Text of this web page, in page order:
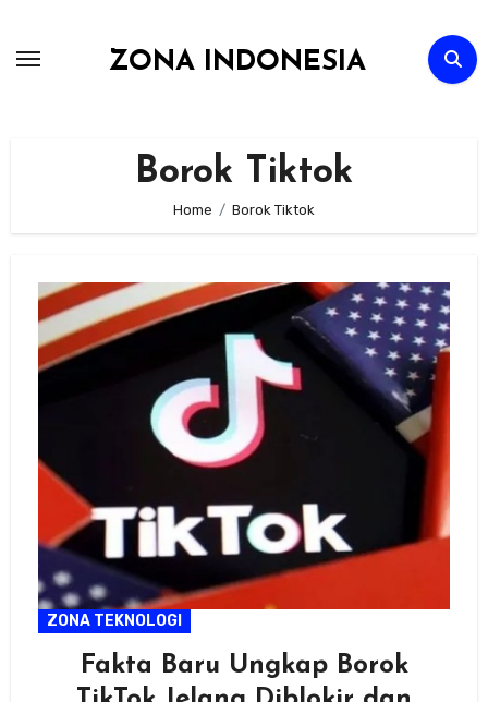
ZONA INDONESIA
Borok Tiktok
Home Borok Tiktok
ZONA TEKNOLOGI
Fakta Baru Ungkap Borok